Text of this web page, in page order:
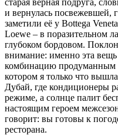
старая верная подруга,
и вернулась посвежевшей,
заметили её у Bottega
Loewe – в поразительном
глубоком бордовом.
внимание: именно эта вещь
комбинацию продуманным
котором я только что
Дубай, где кондиционеры
режиме, а солнце палит
настоящим героем
говорит: вы готовы к
ресторана.